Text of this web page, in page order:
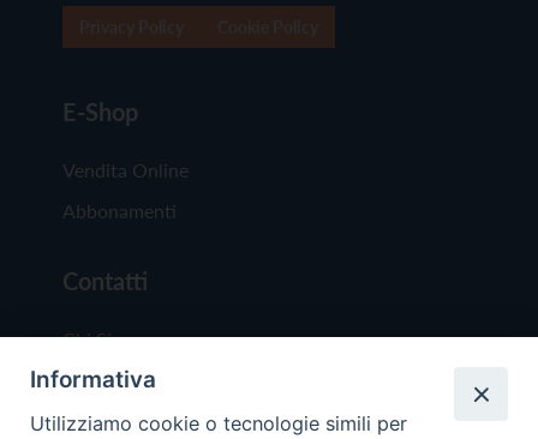
E-Shop
Vendita Online
Abbonamenti
Contatti
Chi Siamo
Redazione
Scrivici
Informativa
Utilizziamo cookie o tecnologie simili per